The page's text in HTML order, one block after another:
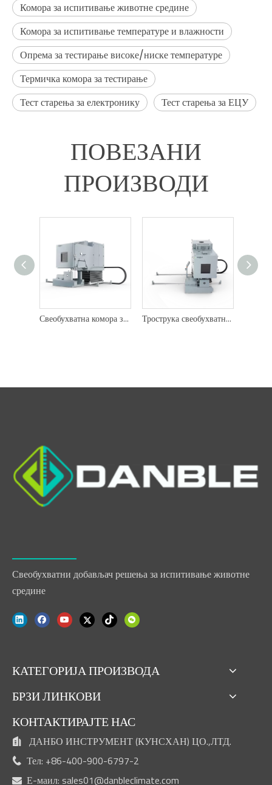
Комора за испитивање животне средине
Комора за испитивање температуре и влажности
Опрема за тестирање високе/ниске температуре
Термичка комора за тестирање
Тест старења за електронику
Тест старења за ЕЦУ
ПОВЕЗАНИ
ПРОИЗВОДИ
Свеобухватна комора за испитивање (комбинована комора за тестирање - температура - влажност - вибрације) Трострука свеобухватна тестна комора
Свеобухватни добављач решења за испитивање животне
средине
КАТЕГОРИЈА ПРОИЗВОДА
БРЗИ ЛИНКОВИ
КОНТАКТИРАЈТЕ НАС
 ДАНБО ИНСТРУМЕНТ (КУНСХАН) ЦО.,ЛТД.
 Тел: +86-400-900-6797-2
 Е-маил: sales01@danbleclimate.com